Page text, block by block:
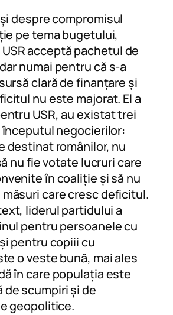
despre compromisul
pe tema bugetului,
acceptă pachetul de
numai pentru că s-a
clară de finanțare și
nu este majorat. El a
USR, au existat trei
negocierilor:
destinat românilor, nu
nu fie votate lucruri care
în coaliție și să nu
care cresc deficitul.
liderul partidului a
pentru persoanele cu
pentru copiii cu
o veste bună, mai ales
în care populația este
scumpiri și de
geopolitice.